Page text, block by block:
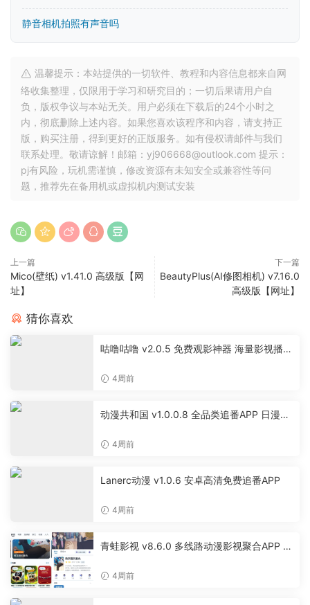
静音相机拍照有声音吗
温馨提示：本站提供的一切软件、教程和内容信息都来自网
络收集整理，仅限用于学习和研究目的；一切后果请用户自
负，版权争议与本站无关。用户必须在下载后的24个小时之
内，彻底删除上述内容。如果您喜欢该程序和内容，请支持正
版，购买注册，得到更好的正版服务。如有侵权请邮件与我们
联系处理。敬请谅解！邮箱：yj906668@outlook.com 提示：
pj有风险，玩机需谨慎，修改资源有未知安全或兼容性等问
题，推荐先在备用机或虚拟机内测试安装
上一篇
Mico(壁纸) v1.41.0 高级版【网
址】
下一篇
BeautyPlus(AI修图相机) v7.16.0
高级版【网址】
猜你喜欢
咕噜咕噜 v2.0.5 免费观影神器 海量影视播放
4周前
动漫共和国 v1.0.0.8 全品类追番APP 日漫国
4周前
Lanerc动漫 v1.0.6 安卓高清免费追番APP
4周前
青蛙影视 v8.6.0 多线路动漫影视聚合APP 免
4周前